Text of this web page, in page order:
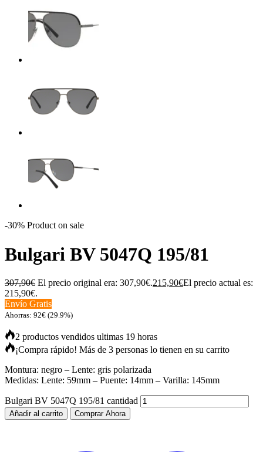
-30% Product on sale
Bulgari BV 5047Q 195/81
307,90€ El precio original era: 307,90€.215,90€El precio actual es:
215,90€.
Envío Gratis
Ahorras: 92€ (29.9%)
2 productos vendidos ultimas 19 horas
¡Compra rápido! Más de 3 personas lo tienen en su carrito
Montura: negro – Lente: gris polarizada
Medidas: Lente: 59mm – Puente: 14mm – Varilla: 145mm
Bulgari BV 5047Q 195/81 cantidad
Añadir al carrito Comprar Ahora